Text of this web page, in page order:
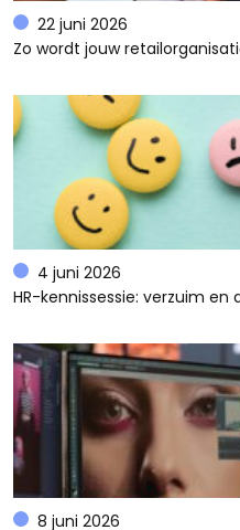
22 juni 2026
Zo wordt jouw
4 juni 2026
HR-kennissessie: verzuim
8 juni 2026